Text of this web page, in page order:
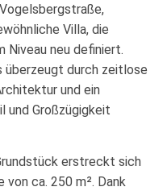
Villa, die
Niveau neu definiert.
überzeugt durch zeitlose
und ein
und Großzügigkeit
erstreckt sich
von ca. 250 m². Dank